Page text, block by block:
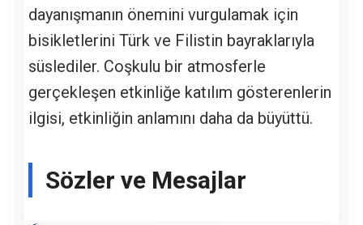
dayanışmanın önemini vurgulamak için
bisikletlerini Türk ve Filistin bayraklarıyla
süslediler. Coşkulu bir atmosferle
gerçekleşen etkinliğe katılım gösterenlerin
ilgisi, etkinliğin anlamını daha da büyüttü.
Sözler ve Mesajlar